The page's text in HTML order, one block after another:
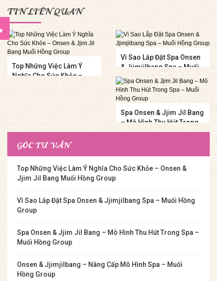
TIN LIÊN QUAN
Top Những Việc Làm Ý
Nghĩa Cho Sức Khỏe –
Onsen & Jjim Jil Bang
Muối Hồng Group
Vì Sao Lắp Đặt Spa Onsen
& Jjimjilbang Spa – Muối
Hồng Group
Spa Onsen & Jjim Jil Bang
– Mô Hình Thu Hút Trong
Spa – Muối Hồng Group
GÓC TƯ VẤN
Top Những Việc Làm Ý Nghĩa Cho Sức Khỏe – Onsen &
Jjim Jil Bang Muối Hồng Group
Vì Sao Lắp Đặt Spa Onsen & Jjimjilbang Spa – Muối Hồng
Group
Spa Onsen & Jjim Jil Bang – Mô Hình Thu Hút Trong Spa –
Muối Hồng Group
Onsen & Jjimjilbang – Nâng Cấp Mô Hình Spa – Muối
Hồng Group